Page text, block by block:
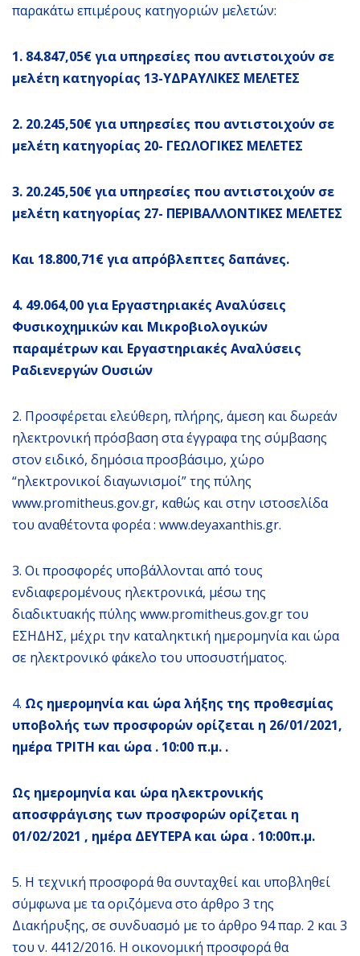
παρακάτω επιμέρους κατηγοριών μελετών:
1. 84.847,05€ για υπηρεσίες που αντιστοιχούν σε
μελέτη κατηγορίας 13-ΥΔΡΑΥΛΙΚΕΣ ΜΕΛΕΤΕΣ
2. 20.245,50€ για υπηρεσίες που αντιστοιχούν σε
μελέτη κατηγορίας 20- ΓΕΩΛΟΓΙΚΕΣ ΜΕΛΕΤΕΣ
3. 20.245,50€ για υπηρεσίες που αντιστοιχούν σε
μελέτη κατηγορίας 27- ΠΕΡΙΒΑΛΛΟΝΤΙΚΕΣ ΜΕΛΕΤΕΣ
Και 18.800,71€ για απρόβλεπτες δαπάνες.
4. 49.064,00 για Εργαστηριακές Αναλύσεις
Φυσικοχημικών και Μικροβιολογικών
παραμέτρων και Εργαστηριακές Αναλύσεις
Ραδιενεργών Ουσιών
2. Προσφέρεται ελεύθερη, πλήρης, άμεση και δωρεάν
ηλεκτρονική πρόσβαση στα έγγραφα της σύμβασης
στον ειδικό, δημόσια προσβάσιμο, χώρο
“ηλεκτρονικοί διαγωνισμοί” της πύλης
www.promitheus.gov.gr, καθώς και στην ιστοσελίδα
του αναθέτοντα φορέα : www.deyaxanthis.gr.
3. Οι προσφορές υποβάλλονται από τους
ενδιαφερομένους ηλεκτρονικά, μέσω της
διαδικτυακής πύλης www.promitheus.gov.gr του
ΕΣΗΔΗΣ, μέχρι την καταληκτική ημερομηνία και ώρα
σε ηλεκτρονικό φάκελο του υποσυστήματος.
4. Ως ημερομηνία και ώρα λήξης της προθεσμίας
υποβολής των προσφορών ορίζεται η 26/01/2021,
ημέρα ΤΡΙΤΗ και ώρα . 10:00 π.μ. .
Ως ημερομηνία και ώρα ηλεκτρονικής
αποσφράγισης των προσφορών ορίζεται η
01/02/2021 , ημέρα ΔΕΥΤΕΡΑ και ώρα . 10:00π.μ.
5. Η τεχνική προσφορά θα συνταχθεί και υποβληθεί
σύμφωνα με τα οριζόμενα στο άρθρο 3 της
Διακήρυξης, σε συνδυασμό με το άρθρο 94 παρ. 2 και 3
του ν. 4412/2016. Η οικονομική προσφορά θα